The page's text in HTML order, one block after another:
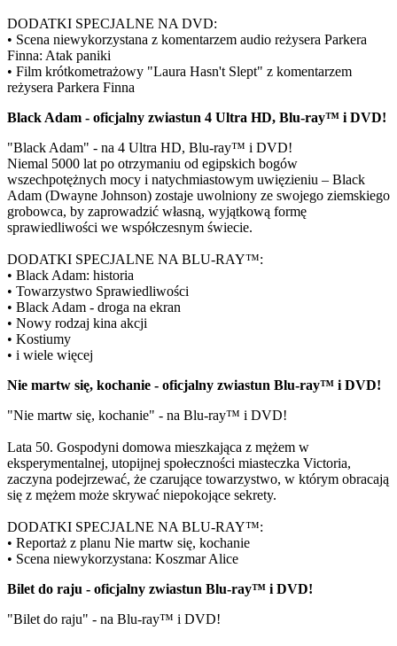
DODATKI SPECJALNE NA DVD:
• Scena niewykorzystana z komentarzem audio reżysera Parkera
Finna: Atak paniki
• Film krótkometrażowy "Laura Hasn't Slept" z komentarzem
reżysera Parkera Finna
Black Adam - oficjalny zwiastun 4 Ultra HD, Blu-ray™ i DVD!
"Black Adam" - na 4 Ultra HD, Blu-ray™ i DVD!
Niemal 5000 lat po otrzymaniu od egipskich bogów
wszechpotężnych mocy i natychmiastowym uwięzieniu – Black
Adam (Dwayne Johnson) zostaje uwolniony ze swojego ziemskiego
grobowca, by zaprowadzić własną, wyjątkową formę
sprawiedliwości we współczesnym świecie.
DODATKI SPECJALNE NA BLU-RAY™:
• Black Adam: historia
• Towarzystwo Sprawiedliwości
• Black Adam - droga na ekran
• Nowy rodzaj kina akcji
• Kostiumy
• i wiele więcej
Nie martw się, kochanie - oficjalny zwiastun Blu-ray™ i DVD!
"Nie martw się, kochanie" - na Blu-ray™ i DVD!
Lata 50. Gospodyni domowa mieszkająca z mężem w
eksperymentalnej, utopijnej społeczności miasteczka Victoria,
zaczyna podejrzewać, że czarujące towarzystwo, w którym obracają
się z mężem może skrywać niepokojące sekrety.
DODATKI SPECJALNE NA BLU-RAY™:
• Reportaż z planu Nie martw się, kochanie
• Scena niewykorzystana: Koszmar Alice
Bilet do raju - oficjalny zwiastun Blu-ray™ i DVD!
"Bilet do raju" - na Blu-ray™ i DVD!